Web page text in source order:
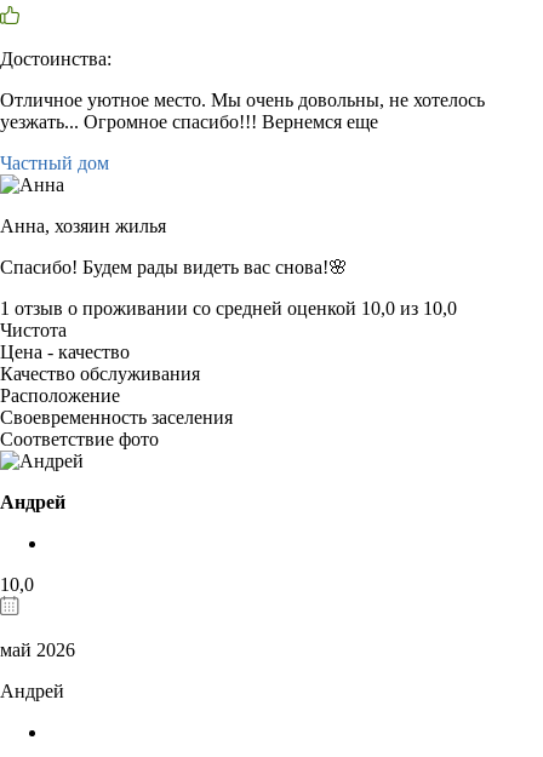
Достоинства:
Отличное уютное место. Мы очень довольны, не хотелось
уезжать... Огромное спасибо!!! Вернемся еще
Частный дом
Анна, хозяин жилья
Спасибо! Будем рады видеть вас снова!🌸
1 отзыв о проживании со средней оценкой 10,0 из 10,0
Чистота
Цена - качество
Качество обслуживания
Расположение
Своевременность заселения
Соответствие фото
Андрей
10,0
май 2026
Андрей